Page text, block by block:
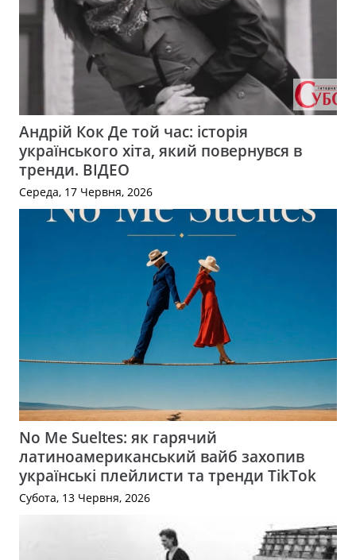
Андрій Кок Де той час: історія
українського хіта, який повернувся в
тренди. ВІДЕО
Середа, 17 Червня, 2026
No Me Sueltes: як гарячий
латиноамериканський вайб захопив
українські плейлисти та тренди TikTok
Субота, 13 Червня, 2026